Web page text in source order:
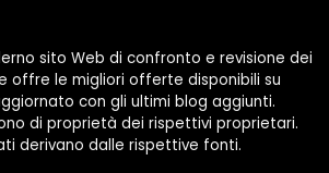
sito Web di confronto e revisione dei
offre le migliori offerte disponibili su
con gli ultimi blog aggiunti.
di proprietà dei rispettivi proprietari.
derivano dalle rispettive fonti.